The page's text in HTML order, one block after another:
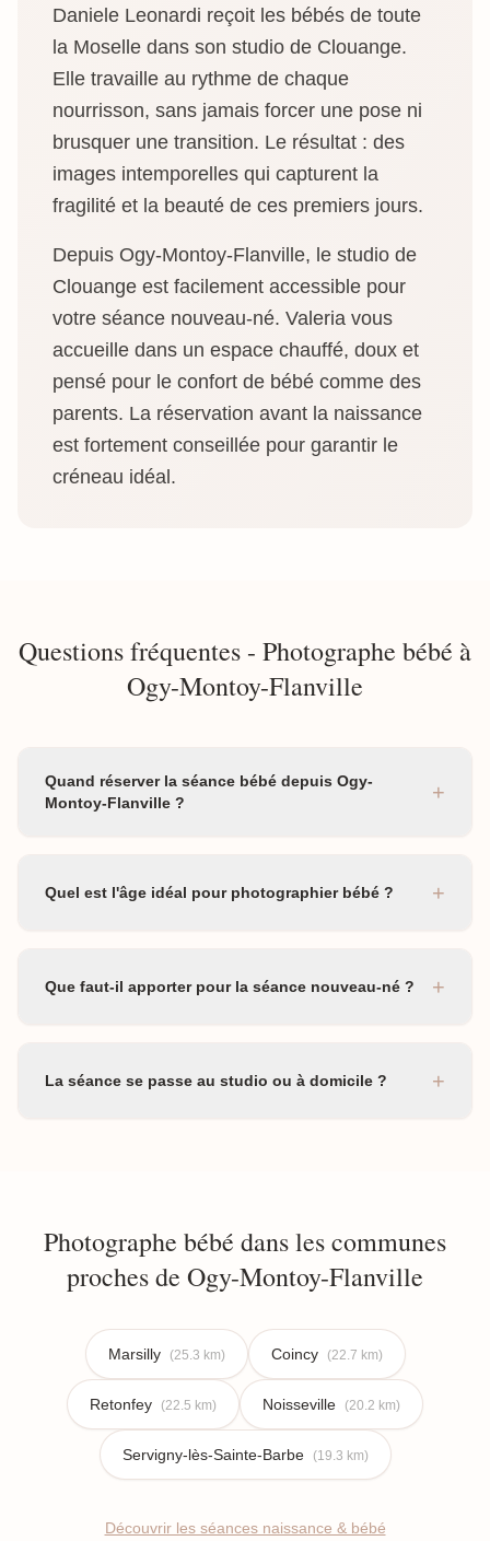
Daniele Leonardi reçoit les bébés de toute
la Moselle dans son studio de Clouange.
Elle travaille au rythme de chaque
nourrisson, sans jamais forcer une pose ni
brusquer une transition. Le résultat : des
images intemporelles qui capturent la
fragilité et la beauté de ces premiers jours.
Depuis Ogy-Montoy-Flanville, le studio de
Clouange est facilement accessible pour
votre séance nouveau-né. Valeria vous
accueille dans un espace chauffé, doux et
pensé pour le confort de bébé comme des
parents. La réservation avant la naissance
est fortement conseillée pour garantir le
créneau idéal.
Questions fréquentes - Photographe bébé à
Ogy-Montoy-Flanville
Quand réserver la séance bébé depuis Ogy-
Montoy-Flanville ?
+
Quel est l'âge idéal pour photographier bébé ? +
Que faut-il apporter pour la séance nouveau-né ? +
La séance se passe au studio ou à domicile ? +
Photographe bébé dans les communes
proches de Ogy-Montoy-Flanville
Marsilly (25.3 km) Coincy (22.7 km)
Retonfey (22.5 km) Noisseville (20.2 km)
Servigny-lès-Sainte-Barbe (19.3 km)
Découvrir les séances naissance & bébé